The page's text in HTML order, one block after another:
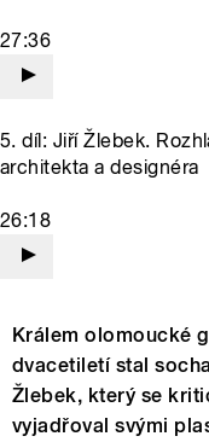
27:36
5. díl: Jiří Žlebek.
architekta a designéra
26:18
Králem olomoucké
dvacetiletí stal
Žlebek, který se
vyjadřoval svými